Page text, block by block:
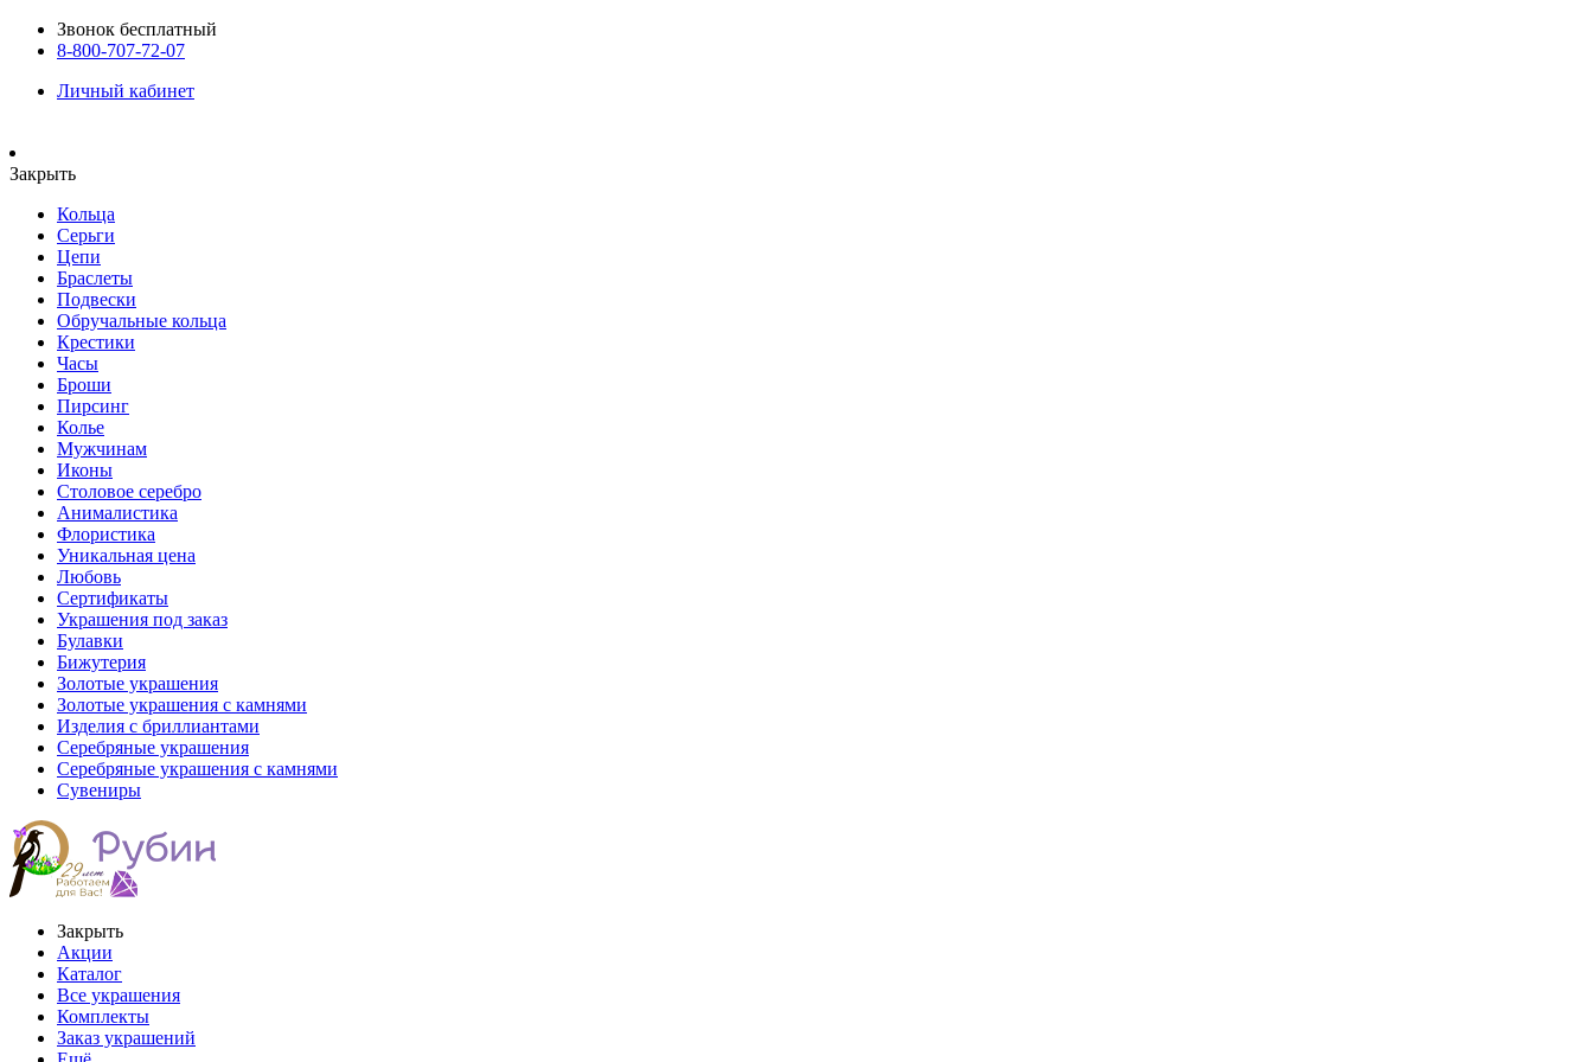
Звонок бесплатный
8-800-707-72-07
Личный кабинет
Закрыть
Кольца
Серьги
Цепи
Браслеты
Подвески
Обручальные кольца
Крестики
Часы
Броши
Пирсинг
Колье
Мужчинам
Иконы
Столовое серебро
Анималистика
Флористика
Уникальная цена
Любовь
Сертификаты
Украшения под заказ
Булавки
Бижутерия
Золотые украшения
Золотые украшения с камнями
Изделия с бриллиантами
Серебряные украшения
Серебряные украшения с камнями
Сувениры
Закрыть
Акции
Каталог
Все украшения
Комплекты
Заказ украшений